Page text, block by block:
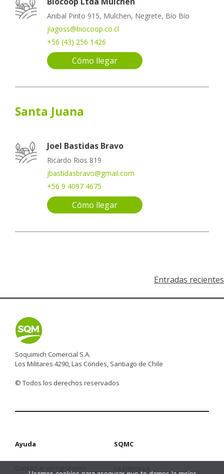
Anibal Pinto 915, Mulchen, Negrete, Bío Bío
jlagoss@biocoop.co.cl
+56 (43) 256 1426
Cómo llegar
Santa Juana
Joel Bastidas Bravo
Ricardo Rios 819
jbastidasbravo@gmail.com
+56 9 4097 4675
Cómo llegar
de
Entradas recientes
Soquimich Comercial S.A.
Los Militares 4290, Las Condes, Santiago de Chile
© Todos los derechos reservados
Ayuda SQMC